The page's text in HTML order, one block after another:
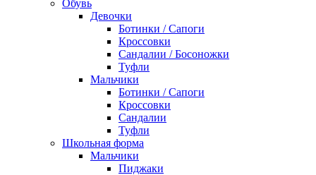
Обувь
Девочки
Ботинки / Сапоги
Кроссовки
Сандалии / Босоножки
Туфли
Мальчики
Ботинки / Сапоги
Кроссовки
Сандалии
Туфли
Школьная форма
Мальчики
Пиджаки